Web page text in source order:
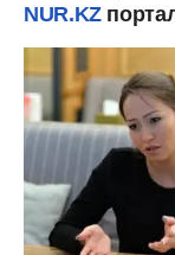
NUR.KZ